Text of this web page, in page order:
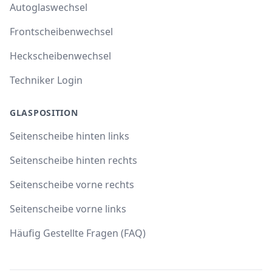
Autoglaswechsel
Frontscheibenwechsel
Heckscheibenwechsel
Techniker Login
GLASPOSITION
Seitenscheibe hinten links
Seitenscheibe hinten rechts
Seitenscheibe vorne rechts
Seitenscheibe vorne links
Häufig Gestellte Fragen (FAQ)